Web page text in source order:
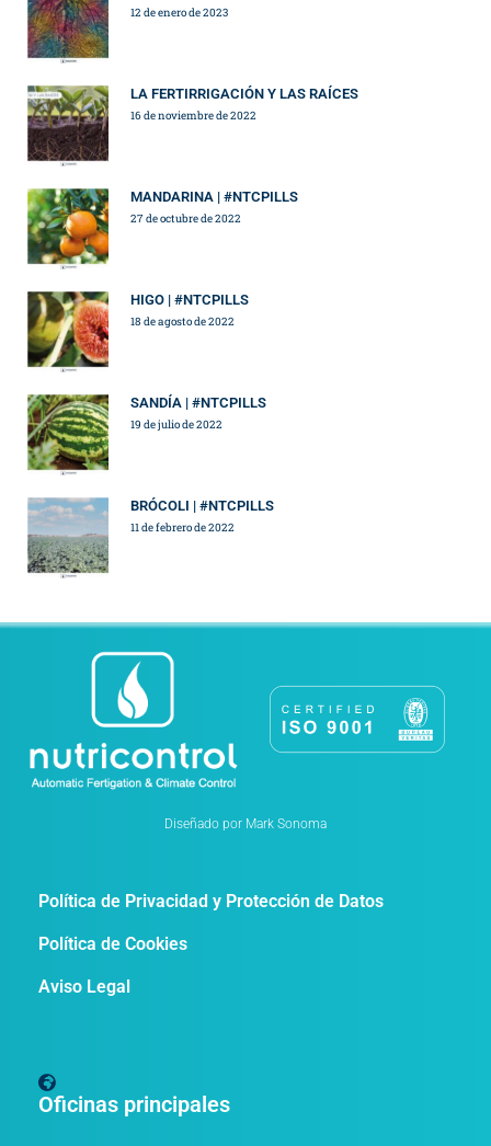
12 de enero de 2023
LA FERTIRRIGACIÓN Y LAS RAÍCES
16 de noviembre de 2022
MANDARINA | #NTCPILLS
27 de octubre de 2022
HIGO | #NTCPILLS
18 de agosto de 2022
SANDÍA | #NTCPILLS
19 de julio de 2022
BRÓCOLI | #NTCPILLS
11 de febrero de 2022
Diseñado por Mark Sonoma
Política de Privacidad y Protección de Datos
Política de Cookies
Aviso Legal
Oficinas principales